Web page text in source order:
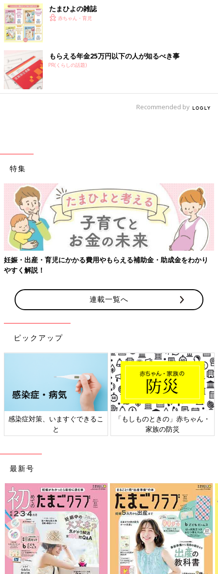
たまひよの雑誌
赤ちゃん・育児
もらえる年金25万円以下の人が知るべき事
PR(くらしの話題)
Recommended by
特集
育児にかかる費用やもらえる補助金・助成金をわかり
【ワクチ
連載一覧へ
ピックアップ
対策、いますぐできるこ
「もしものときの」赤ちゃん・
家族の防災
日本
最新号